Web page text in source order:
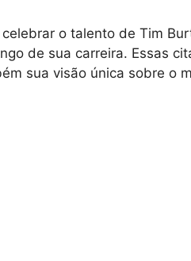
celebrar o talento de Tim
de sua carreira. Essas
sua visão única sobre o